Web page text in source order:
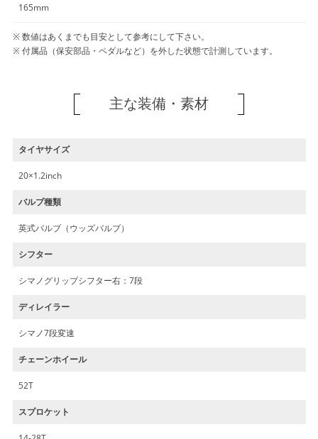
165mm
数値はあくまでも目安として参考にして下さい。
付属品（保安部品・ペダルなど）を外した状態で計測しています。
主な装備・素材
タイヤサイズ
20×1.2inch
バルブ種類
英式バルブ（ウッズバルブ）
シフター
シマノグリップシフター右：7段
ディレイラー
シマノ7段変速
チェーンホイール
52T
スプロケット